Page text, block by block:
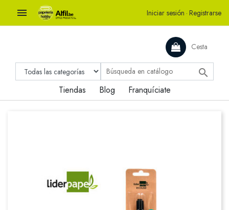
 Iniciar sesión · Registrarse
Cesta

Tiendas Blog Franquíciate